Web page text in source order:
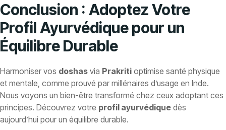
Conclusion : Adoptez Votre
Profil Ayurvédique pour un
Équilibre Durable
Harmoniser vos doshas via Prakriti optimise santé physique
et mentale, comme prouvé par millénaires d’usage en Inde.
Nous voyons un bien-être transformé chez ceux adoptant ces
principes. Découvrez votre profil ayurvédique dès
aujourd’hui pour un équilibre durable.